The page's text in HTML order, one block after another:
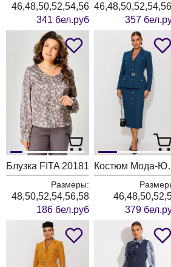
46,48,50,52,54,56
341 бел.руб
357
Блузка FITA 20181
Размеры:
48,50,52,54,56,58
186 бел.руб
Костюм
379